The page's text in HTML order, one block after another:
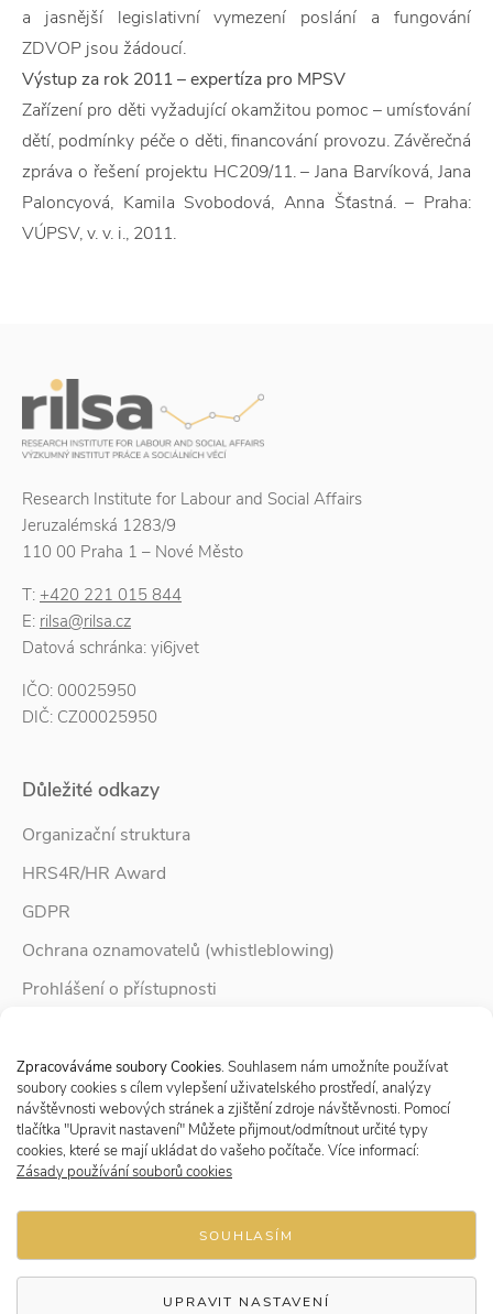
Zpracováváme soubory Cookies. Souhlasem nám umožníte používat
soubory cookies s cílem vylepšení uživatelského prostředí, analýzy
návštěvnosti webových stránek a zjištění zdroje návštěvnosti. Pomocí
tlačítka "Upravit nastavení" Můžete přijmout/odmítnout určité typy
cookies, které se mají ukládat do vašeho počítače. Více informací:
Zásady používání souborů cookies
SOUHLASÍM
UPRAVIT NASTAVENÍ
a jasnější legislativní vymezení poslání a fungování
ZDVOP jsou žádoucí.
Výstup za rok 2011 – expertíza pro MPSV
Zařízení pro děti vyžadující okamžitou pomoc – umísťování
dětí, podmínky péče o děti, financování provozu. Závěrečná
zpráva o řešení projektu HC209/11. – Jana Barvíková, Jana
Paloncyová, Kamila Svobodová, Anna Šťastná. – Praha:
VÚPSV, v. v. i., 2011.
Research Institute for Labour and Social Affairs
Jeruzalémská 1283/9
110 00 Praha 1 – Nové Město
T: +420 221 015 844
E: rilsa@rilsa.cz
Datová schránka: yi6jvet
IČO: 00025950
DIČ: CZ00025950
Důležité odkazy
Organizační struktura
HRS4R/HR Award
GDPR
Ochrana oznamovatelů (whistleblowing)
Prohlášení o přístupnosti
Zpravodaj Rodina
Sledujte nás
© 2026 Research Institute for Labour and Social Affairs